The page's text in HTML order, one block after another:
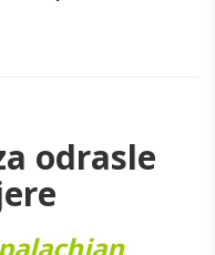
odrasle